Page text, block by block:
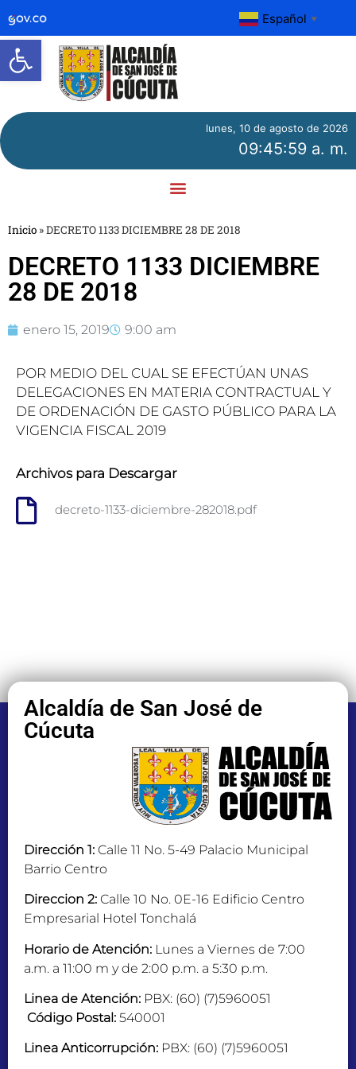
Abrir barra de herramientas
Español ▼
lunes, 10 de agosto de 2026
09:45:59 a. m.
Inicio »DECRETO 1133 DICIEMBRE 28 DE 2018
DECRETO 1133 DICIEMBRE
28 DE 2018
enero 15, 2019 9:00 am
POR MEDIO DEL CUAL SE EFECTÚAN UNAS
DELEGACIONES EN MATERIA CONTRACTUAL Y
DE ORDENACIÓN DE GASTO PÚBLICO PARA LA
VIGENCIA FISCAL 2019
Archivos para Descargar
decreto-1133-diciembre-282018.pdf
Alcaldía de San José de
Cúcuta
Dirección 1: Calle 11 No. 5-49 Palacio Municipal
Barrio Centro
Direccion 2: Calle 10 No. 0E-16 Edificio Centro
Empresarial Hotel Tonchalá
Horario de Atención: Lunes a Viernes de 7:00
a.m. a 11:00 m y de 2:00 p.m. a 5:30 p.m.
Linea de Atención: PBX: (60) (7)5960051
Código Postal: 540001
Linea Anticorrupción: PBX: (60) (7)5960051